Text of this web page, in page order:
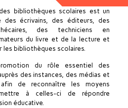
bibliothèques scolaires est un
des écrivains, des éditeurs, des
des techniciens en
du livre et de la lecture et
les bibliothèques scolaires.
du rôle essentiel des
des instances, des médias et
de reconnaître les moyens
à celles-ci de répondre
éducative.